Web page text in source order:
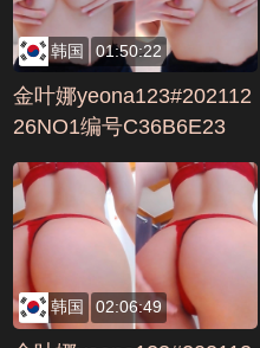
韩国 01:50:22
金叶娜yeona123#202112
26NO1编号C36B6E23
韩国 02:06:49